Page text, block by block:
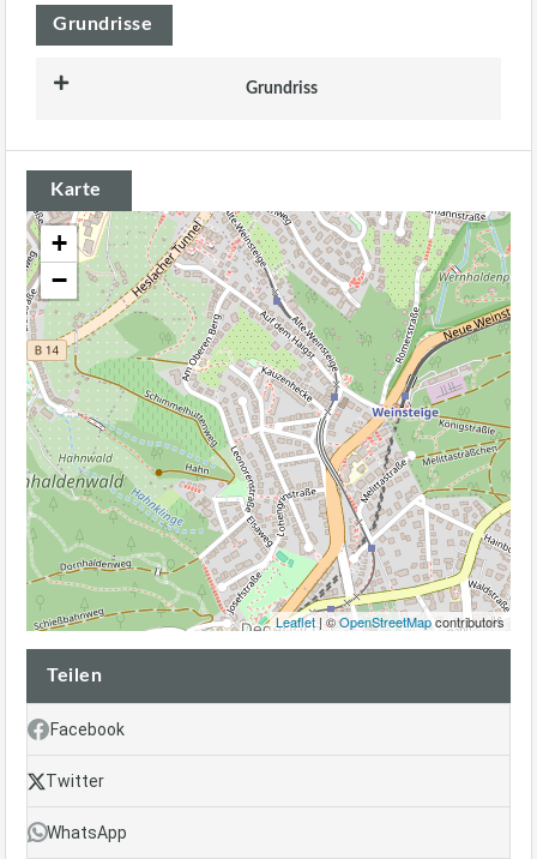
Grundrisse
Grundriss
Karte
+
−
Leaflet| ©OpenStreetMapcontributors
Teilen
Facebook
Twitter
WhatsApp